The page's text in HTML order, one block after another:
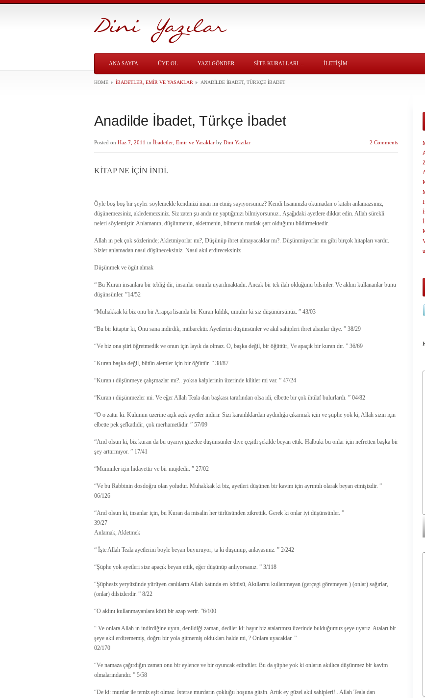
ANA SAYFA ÜYE OL YAZI GÖNDER SITE KURALLARI… İLETİŞİM
HOME İBADETLER, EMIR VE YASAKLAR ANADILDE İBADET, TÜRKÇE İBADET
Anadilde İbadet, Türkçe İbadet
Posted on Haz 7, 2011 in İbadetler, Emir ve Yasaklar by Dini Yazilar 2 Comments
KİTAP NE İÇİN İNDİ.
Öyle boş boş bir şeyler söylemekle kendinizi iman mı etmiş sayıyorsunuz? Kendi lisanınızla okumadan o kitabı anlamazsınız,
düşünemezsiniz, akledemezsiniz. Siz zaten şu anda ne yaptığınızı bilmiyorsunuz.. Aşağıdaki ayetlere dikkat edin. Allah sürekli
neleri söylemiştir. Anlamanın, düşünmenin, akletmenin, bilmenin mutlak şart olduğunu bildirmektedir.
Allah ın pek çok sözlerinde; Akletmiyorlar mı?, Düşünüp ibret almayacaklar mı?. Düşünmüyorlar mı gibi birçok hitapları vardır.
Sizler anlamadan nasıl düşüneceksiniz. Nasıl akıl erdireceksiniz
Düşünmek ve ögüt almak
“ Bu Kuran insanlara bir tebliğ dir, insanlar onunla uyarılmaktadır. Ancak bir tek ilah olduğunu bilsinler. Ve aklını kullananlar bunu
düşünsünler. ”14/52
“Muhakkak ki biz onu bir Arapça lisanda bir Kuran kıldık, umulur ki siz düşünürsünüz. ” 43/03
“Bu bir kitaptır ki, Onu sana indirdik, mübarektir. Ayetlerini düşünsünler ve akıl sahipleri ibret alsınlar diye. ” 38/29
“Ve biz ona şiiri öğretmedik ve onun için layık da olmaz. O, başka değil, bir öğüttür, Ve apaçık bir kuran dır. ” 36/69
“Kuran başka değil, bütün alemler için bir öğüttür. ” 38/87
“Kuran ı düşünmeye çalışmazlar mı?.. yoksa kalplerinin üzerinde kilitler mi var. ” 47/24
“Kuran ı düşünmezler mi. Ve eğer Allah Teala dan başkası tarafından olsa idi, elbette bir çok ihtilaf bulurlardı. ” 04/82
“O o zattır ki: Kulunun üzerine açık açık ayetler indirir. Sizi karanlıklardan aydınlığa çıkarmak için ve şüphe yok ki, Allah sizin için
elbette pek şefkatlidir, çok merhametlidir. ” 57/09
“And olsun ki, biz kuran da bu uyarıyı güzelce düşünsünler diye çeşitli şekilde beyan ettik. Halbuki bu onlar için nefretten başka bir
şey arttırmıyor. ” 17/41
“Müminler için hidayettir ve bir müjdedir. ” 27/02
“Ve bu Rabbinin dosdoğru olan yoludur. Muhakkak ki biz, ayetleri düşünen bir kavim için ayrıntılı olarak beyan etmişizdir. ”
06/126
“And olsun ki, insanlar için, bu Kuran da misalin her türlüsünden zikrettik. Gerek ki onlar iyi düşünsünler. ”
39/27
Anlamak, Akletmek
“ İşte Allah Teala ayetlerini böyle beyan buyuruyor, ta ki düşünüp, anlayasınız. ” 2/242
“Şüphe yok ayetleri size apaçık beyan ettik, eğer düşünüp anlıyorsanız. ” 3/118
“Şüphesiz yeryüzünde yürüyen canlıların Allah katında en kötüsü, Akıllarını kullanmayan (gerçegi göremeyen ) (onlar) sağırlar,
(onlar) dilsizlerdir. ” 8/22
“O aklını kullanmayanlara kötü bir azap verir. ”6/100
“ Ve onlara Allah ın indirdiğine uyun, denildiği zaman, dediler ki: hayır biz atalarımızı üzerinde bulduğumuz şeye uyarız. Ataları bir
şeye akıl erdirememiş, doğru bir yola gitmemiş oldukları halde mi, ? Onlara uyacaklar. ”
02/170
“Ve namaza çağırdığın zaman onu bir eylence ve bir oyuncak edindiler. Bu da şüphe yok ki onların akıllıca düşünmez bir kavim
olmalarındandır. ” 5/58
“De ki: murdar ile temiz eşit olmaz. İsterse murdarın çokluğu hoşuna gitsin. Artık ey güzel akıl sahipleri!.. Allah Teala dan